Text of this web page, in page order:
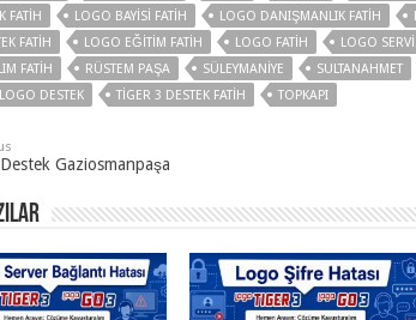
FATİH
LOGO BAYISI FATIH LOGO DANIŞMANLIK FATIH
FATIH
LOGO EĞITIM FATIH LOGO FATIH LOGO
FATIH
RÜSTEM PAŞA SÜLEYMANIYE SULTANAHMET
DESTEK
TIGER 3 DESTEK FATIH TOPKAPI
Gaziosmanpaşa